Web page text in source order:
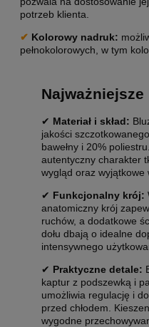
potrzeb klienta.
✔ Kolorowy nadruk:
pełnokolorowych, w tym
✔ Materiał i skład:
jakości
bawełny i 20%
autentyczny charakter
wygląd oraz wyjątkowe
✔ Funkcjonalny krój:
anatomiczny krój
ruchów, a dodatkowe
dołu dbają o idealne
intensywnego
✔ Praktyczne detale:
kaptur z podszewką i
umożliwia regulację i
przed chłodem.
wygodne